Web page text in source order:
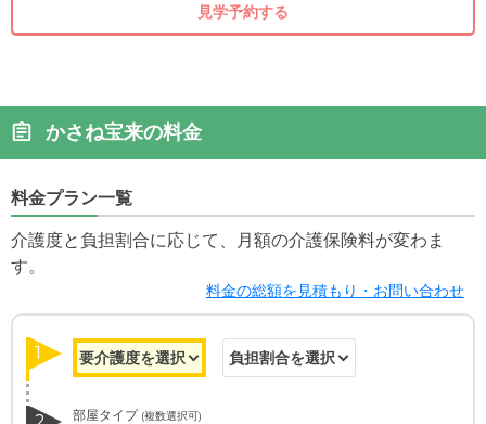
見学予約する
かさね宝来の料金
料金プラン一覧
介護度と負担割合に応じて、月額の介護保険料が変わま
す。
料金の総額を見積もり・お問い合わせ
1
部屋タイプ (複数選択可)